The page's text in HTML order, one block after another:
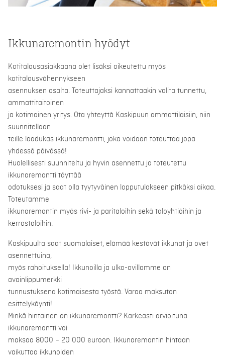
Ikkunaremontin hyödyt
Kotitalousasiakkaana olet lisäksi oikeutettu myös
kotitalousvähennykseen
asennuksen osalta. Toteuttajaksi kannattaakin valita tunnettu,
ammattitaitoinen
ja kotimainen yritys. Ota yhteyttä Kaskipuun ammattilaisiin, niin
suunnitellaan
teille laadukas ikkunaremontti, joka voidaan toteuttaa jopa
yhdessä päivässä!
Huolellisesti suunniteltu ja hyvin asennettu ja toteutettu
ikkunaremontti täyttää
odotuksesi ja saat olla tyytyväinen lopputulokseen pitkäksi aikaa.
Toteutamme
ikkunaremontin myös rivi- ja paritaloihin sekä taloyhtiöihin ja
kerrostaloihin.
Kaskipuulta saat suomalaiset, elämää kestävät ikkunat ja ovet
asennettuina,
myös rahoituksella! Ikkunoilla ja ulko-ovillamme on
avainlippumerkki
tunnustuksena kotimaisesta työstä. Varaa maksuton
esittelykäynti!
Minkä hintainen on ikkunaremontti? Karkeasti arvioituna
ikkunaremontti voi
maksaa 8000 – 20 000 euroon. Ikkunaremontin hintaan
vaikuttaa ikkunoiden